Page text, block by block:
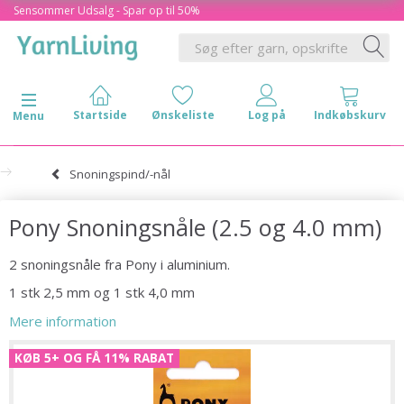
Sensommer Udsalg - Spar op til 50%
Skifte navigation
Menu
Snoningspind/-nål
Pony Snoningsnåle (2.5 og 4.0 mm)
2 snoningsnåle fra Pony i aluminium.
1 stk 2,5 mm og 1 stk 4,0 mm
Mere information
KØB 5+ OG FÅ 11% RABAT